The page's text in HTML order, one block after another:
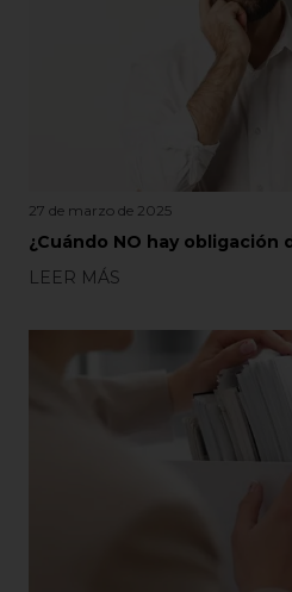
27 de marzo de 2025
¿Cuándo NO hay obligación
LEER MÁS